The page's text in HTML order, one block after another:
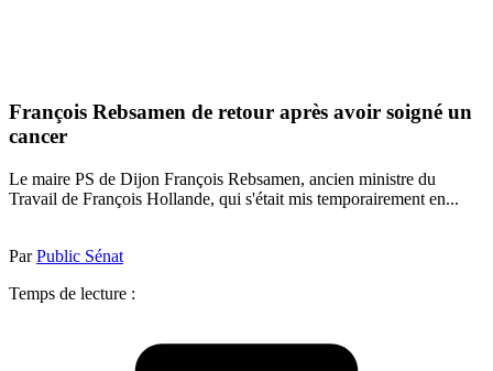
François Rebsamen de retour après avoir soigné un
cancer
Le maire PS de Dijon François Rebsamen, ancien ministre du
Travail de François Hollande, qui s'était mis temporairement en...
ParPublic Sénat
Temps de lecture :